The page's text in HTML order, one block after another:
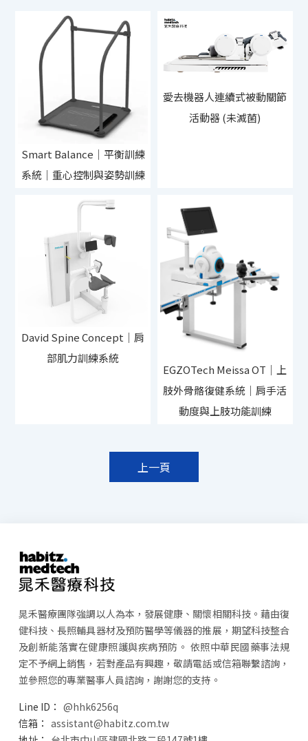
Smart Balance｜平衡訓練
系統｜重心控制與姿勢訓練
愛去機器人連續式被動關節
活動器 (未滅菌)
David Spine Concept｜肩
部肌力訓練系統
EGZOTech Meissa OT｜上
肢外骨骼復健系統｜肩手活
動度與上肢功能訓練
上一頁
@hhk6256q
assistant@habitz.com.tw
晁禾醫療團隊強調以人為本，發展健康、關懷相關科技。藉由復
健科技、長照輔具器材及預防醫學等儀器的推展，期望科技整合
及創新能落實在健康照護與疾病預防。 依照中華民國藥事法規
定不予網上銷售，若對產品有興趣，敬請電話或信箱聯繫諮詢，
並參照您的專業醫事人員諮詢，謝謝您的支持。